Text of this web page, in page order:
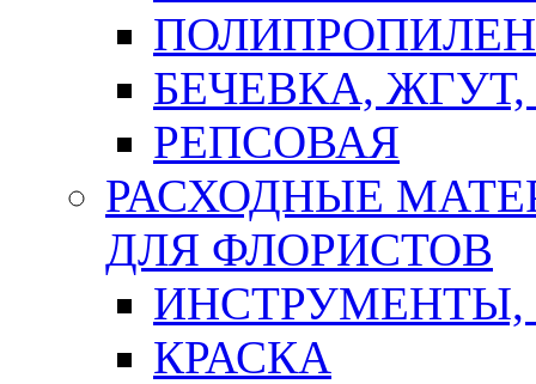
БЕЧЕВКА,
РЕПСОВАЯ
РАСХОДНЫЕ
ДЛЯ ФЛОРИСТОВ
ИНСТРУМЕНТЫ,
КРАСКА